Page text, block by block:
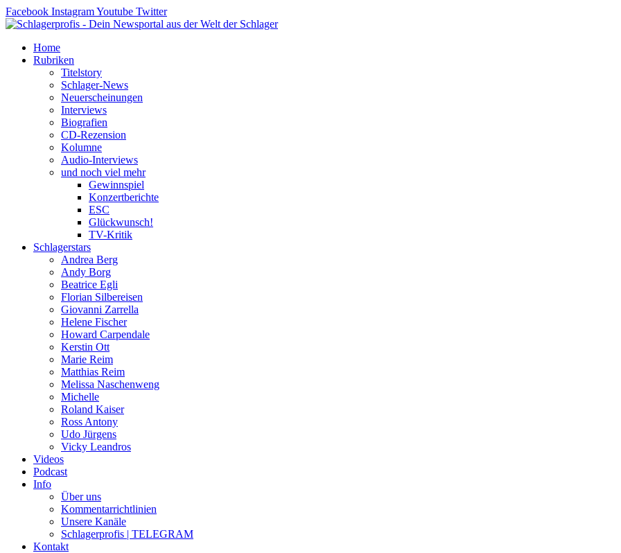
Zum
Inhalt
Facebook InstagramYoutube Twitter
Home
Rubriken
Titelstory
Schlager-News
Neuerscheinungen
Interviews
Biografien
CD-Rezension
Kolumne
Audio-Interviews
und noch viel mehr
Gewinnspiel
Konzertberichte
ESC
Glückwunsch!
TV-Kritik
Schlagerstars
Andrea Berg
Andy Borg
Beatrice Egli
Florian Silbereisen
Giovanni Zarrella
Helene Fischer
Howard Carpendale
Kerstin Ott
Marie Reim
Matthias Reim
Melissa Naschenweng
Michelle
Roland Kaiser
Ross Antony
Udo Jürgens
Vicky Leandros
Videos
Podcast
Info
Über uns
Kommentarrichtlinien
Unsere Kanäle
Schlagerprofis | TELEGRAM
Kontakt